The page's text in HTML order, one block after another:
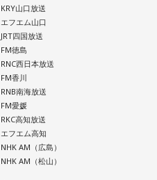
KRY山口放送
エフエム山口
JRT四国放送
FM徳島
RNC西日本放送
FM香川
RNB南海放送
FM愛媛
RKC高知放送
エフエム高知
NHK AM（広島）
NHK AM（松山）